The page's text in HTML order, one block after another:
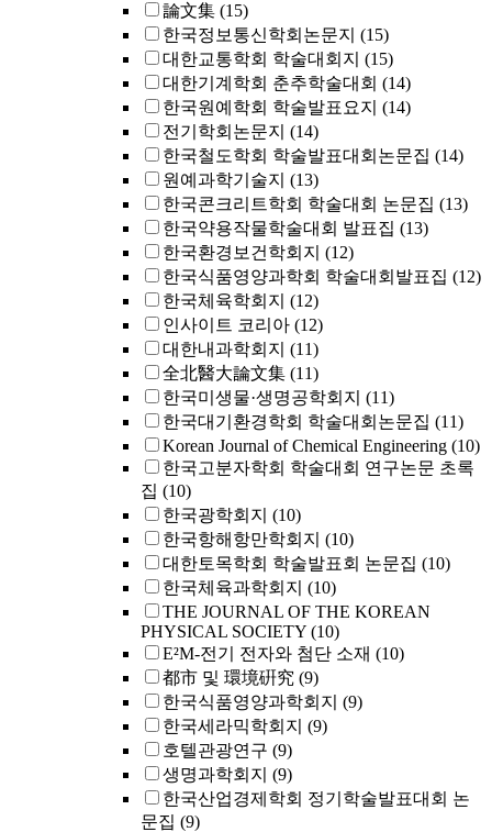
論文集 (15)
한국정보통신학회논문지 (15)
대한교통학회 학술대회지 (15)
대한기계학회 춘추학술대회 (14)
한국원예학회 학술발표요지 (14)
전기학회논문지 (14)
한국철도학회 학술발표대회논문집 (14)
원예과학기술지 (13)
한국콘크리트학회 학술대회 논문집 (13)
한국약용작물학술대회 발표집 (13)
한국환경보건학회지 (12)
한국식품영양과학회 학술대회발표집 (12)
한국체육학회지 (12)
인사이트 코리아 (12)
대한내과학회지 (11)
全北醫大論文集 (11)
한국미생물·생명공학회지 (11)
한국대기환경학회 학술대회논문집 (11)
Korean Journal of Chemical Engineering (10)
한국고분자학회 학술대회 연구논문 초록
집 (10)
한국광학회지 (10)
한국항해항만학회지 (10)
대한토목학회 학술발표회 논문집 (10)
한국체육과학회지 (10)
THE JOURNAL OF THE KOREAN
PHYSICAL SOCIETY (10)
E²M-전기 전자와 첨단 소재 (10)
都市 및 環境硏究 (9)
한국식품영양과학회지 (9)
한국세라믹학회지 (9)
호텔관광연구 (9)
생명과학회지 (9)
한국산업경제학회 정기학술발표대회 논
문집 (9)